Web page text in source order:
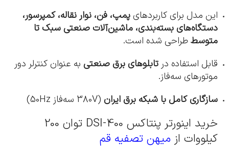
این مدل برای کاربردهایپمپ، فن، نوار نقاله، کمپرسور،
دستگاه‌های بسته‌بندی، ماشین‌آلات صنعتی سبک تا
متوسططراحی شده است.
قابل استفاده در تابلوهای برق صنعتی به عنوان کنترلر دور
موتورهای سه‌فاز.
سازگاری کامل با شبکه برق ایران (380V سه‌فاز 50Hz)
خرید اینورتر پنتاکس DSI-400 توان 200
کیلووات از میهن تصفیه قم